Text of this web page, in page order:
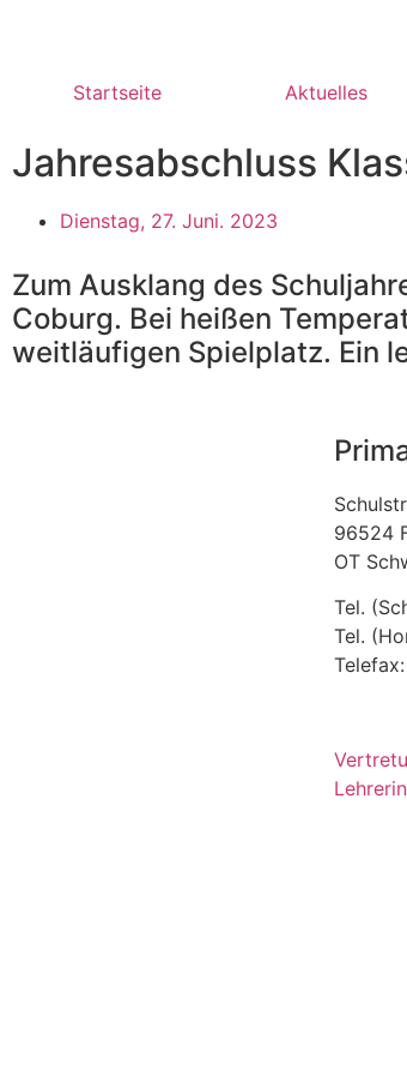
Startseite Aktuelles
Jahresabschluss
Dienstag, 27. Juni. 2023
Zum Ausklang des
Coburg. Bei heißen
weitläufigen Spielplatz. Ein
96524
OT
Tel.
Tel.